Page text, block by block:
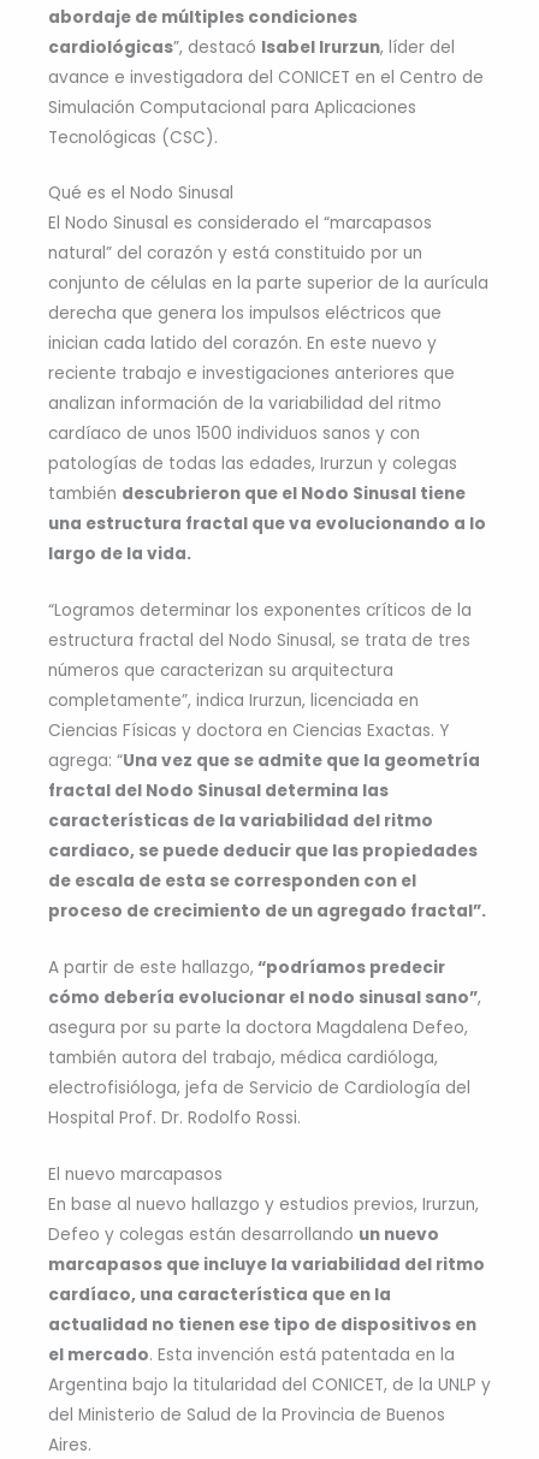
abordaje de múltiples condiciones
cardiológicas”, destacó Isabel Irurzun, líder del
avance e investigadora del CONICET en el Centro de
Simulación Computacional para Aplicaciones
Tecnológicas (CSC).
Qué es el Nodo Sinusal
El Nodo Sinusal es considerado el “marcapasos
natural” del corazón y está constituido por un
conjunto de células en la parte superior de la aurícula
derecha que genera los impulsos eléctricos que
inician cada latido del corazón. En este nuevo y
reciente trabajo e investigaciones anteriores que
analizan información de la variabilidad del ritmo
cardíaco de unos 1500 individuos sanos y con
patologías de todas las edades, Irurzun y colegas
también descubrieron que el Nodo Sinusal tiene
una estructura fractal que va evolucionando a lo
largo de la vida.
“Logramos determinar los exponentes críticos de la
estructura fractal del Nodo Sinusal, se trata de tres
números que caracterizan su arquitectura
completamente”, indica Irurzun, licenciada en
Ciencias Físicas y doctora en Ciencias Exactas. Y
agrega: “Una vez que se admite que la geometría
fractal del Nodo Sinusal determina las
características de la variabilidad del ritmo
cardiaco, se puede deducir que las propiedades
de escala de esta se corresponden con el
proceso de crecimiento de un agregado fractal”.
A partir de este hallazgo, “podríamos predecir
cómo debería evolucionar el nodo sinusal sano”,
asegura por su parte la doctora Magdalena Defeo,
también autora del trabajo, médica cardióloga,
electrofisióloga, jefa de Servicio de Cardiología del
Hospital Prof. Dr. Rodolfo Rossi.
El nuevo marcapasos
En base al nuevo hallazgo y estudios previos, Irurzun,
Defeo y colegas están desarrollando un nuevo
marcapasos que incluye la variabilidad del ritmo
cardíaco, una característica que en la
actualidad no tienen ese tipo de dispositivos en
el mercado. Esta invención está patentada en la
Argentina bajo la titularidad del CONICET, de la UNLP y
del Ministerio de Salud de la Provincia de Buenos
Aires.